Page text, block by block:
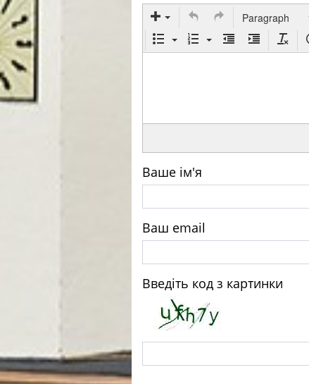
Paragraph
Ваше ім'я
Ваш email
Введіть код з картинки